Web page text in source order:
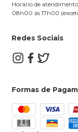
Horário de
08h00 às 17h00
Redes Sociais
Formas de